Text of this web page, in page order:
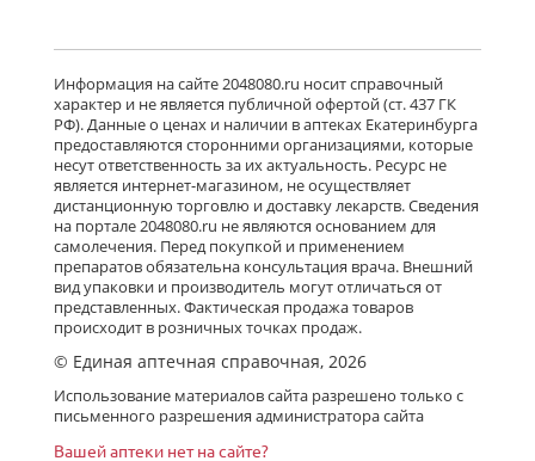
Информация на сайте 2048080.ru носит справочный
характер и не является публичной офертой (ст. 437 ГК
РФ). Данные о ценах и наличии в аптеках Екатеринбурга
предоставляются сторонними организациями, которые
несут ответственность за их актуальность. Ресурс не
является интернет-магазином, не осуществляет
дистанционную торговлю и доставку лекарств. Сведения
на портале 2048080.ru не являются основанием для
самолечения. Перед покупкой и применением
препаратов обязательна консультация врача. Внешний
вид упаковки и производитель могут отличаться от
представленных. Фактическая продажа товаров
происходит в розничных точках продаж.
© Единая аптечная справочная, 2026
Использование материалов сайта разрешено только с
письменного разрешения администратора сайта
Вашей аптеки нет на сайте?